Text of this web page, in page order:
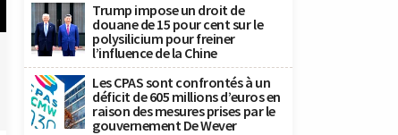
Trump impose un droit de
douane de 15 pour cent sur le
polysilicium pour freiner
l’influence de la Chine
Les CPAS sont confrontés à un
déficit de 605 millions d’euros en
raison des mesures prises par le
gouvernement De Wever